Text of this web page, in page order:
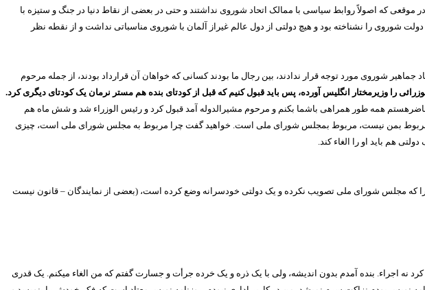
موقعی که اصولاً روابط سیاسی با ممالک اتحاد شوروی نداشتند و حتی در بعضی از نقاط دنیا در جنگ و ستیزه با
شوروی را نشناخته بود و هیچ دولتی از دول عالم غیراز آلمان با شوروی مناسباتی نداشت و از نقطه نظر
شوروی مورد توجه قرار ندادند، بین رجال ما بودند کسانی که خواهان آن قرارداد بودند، از جمله مرحوم
را وزیرمختار انگلیس آورده، پس باید قبول کنیم که قبل از کودتای بنده هم مستر نرمان یک کودتای دیگری کرد.
همه طور همراهی باشما بکنم و مرحوم مشیرالدوله آمد قبول کرد و رئیس الوزراء شد و شش ماه هم
مربوط بمن نیست، مربوط بمجلس شورای ملی است. خواهید گفت چرا مربوط به مجلس شورای ملی است، چیزی
هم باید او را الغاء کند.
را که مجلس شورای ملی تصویب نکرده و یک دولتی خودسرانه وضع کرده است، (بعضی از نمایندگان – قانون نیست
کرد نه اجراء. بنده آمدم بدون اندیشه، ولی با یک ذره و یک خرده جرأت و جسارت گفتم که من الغاء میکنم. یک قدری